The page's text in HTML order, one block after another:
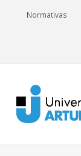
Normativas